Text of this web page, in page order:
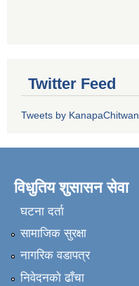
Twitter Feed
Tweets by KanapaChitwan
विधुतिय शुसासन सेवा
घटना दर्ता
सामाजिक सुरक्षा
नागरिक वडापत्र
निवेदनकाे ढाँचा